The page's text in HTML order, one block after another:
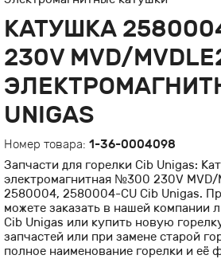
КАТУШКА
230V MVD/
UNIGAS
Номер товара: 1-36-0004098
Запчасти для горелки Cib Unigas:
электромагнитная №300 230V MVD/
2580004, 2580004-CU Cib Unigas.
можете заказать в нашей компании
Cib Unigas или купить новую
запчастей или при замене старой
полное наименование горелки и её